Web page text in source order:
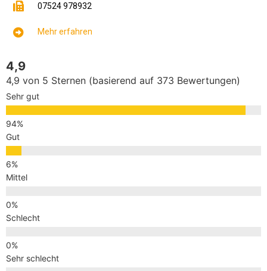
07524 978932
Mehr erfahren
4,9
4,9 von 5 Sternen (basierend auf 373 Bewertungen)
Sehr gut
Gut
Mittel
Schlecht
Sehr schlecht